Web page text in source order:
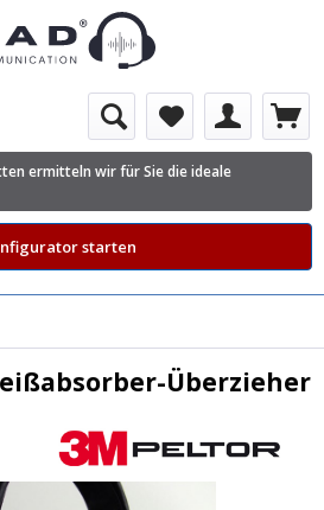
ermitteln wir für Sie die ideale
starten
Überzieher